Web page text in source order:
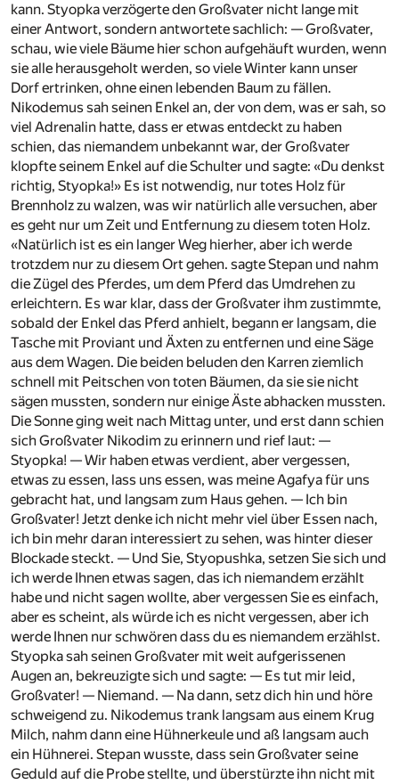
kann. Styopka verzögerte den Großvater nicht lange mit
einer Antwort, sondern antwortete sachlich: — Großvater,
schau, wie viele Bäume hier schon aufgehäuft wurden, wenn
sie alle herausgeholt werden, so viele Winter kann unser
Dorf ertrinken, ohne einen lebenden Baum zu fällen.
Nikodemus sah seinen Enkel an, der von dem, was er sah, so
viel Adrenalin hatte, dass er etwas entdeckt zu haben
schien, das niemandem unbekannt war, der Großvater
klopfte seinem Enkel auf die Schulter und sagte: «Du denkst
richtig, Styopka!» Es ist notwendig, nur totes Holz für
Brennholz zu walzen, was wir natürlich alle versuchen, aber
es geht nur um Zeit und Entfernung zu diesem toten Holz.
«Natürlich ist es ein langer Weg hierher, aber ich werde
trotzdem nur zu diesem Ort gehen. sagte Stepan und nahm
die Zügel des Pferdes, um dem Pferd das Umdrehen zu
erleichtern. Es war klar, dass der Großvater ihm zustimmte,
sobald der Enkel das Pferd anhielt, begann er langsam, die
Tasche mit Proviant und Äxten zu entfernen und eine Säge
aus dem Wagen. Die beiden beluden den Karren ziemlich
schnell mit Peitschen von toten Bäumen, da sie sie nicht
sägen mussten, sondern nur einige Äste abhacken mussten.
Die Sonne ging weit nach Mittag unter, und erst dann schien
sich Großvater Nikodim zu erinnern und rief laut: —
Styopka! — Wir haben etwas verdient, aber vergessen,
etwas zu essen, lass uns essen, was meine Agafya für uns
gebracht hat, und langsam zum Haus gehen. — Ich bin
Großvater! Jetzt denke ich nicht mehr viel über Essen nach,
ich bin mehr daran interessiert zu sehen, was hinter dieser
Blockade steckt. — Und Sie, Styopushka, setzen Sie sich und
ich werde Ihnen etwas sagen, das ich niemandem erzählt
habe und nicht sagen wollte, aber vergessen Sie es einfach,
aber es scheint, als würde ich es nicht vergessen, aber ich
werde Ihnen nur schwören dass du es niemandem erzählst.
Styopka sah seinen Großvater mit weit aufgerissenen
Augen an, bekreuzigte sich und sagte: — Es tut mir leid,
Großvater! — Niemand. — Na dann, setz dich hin und höre
schweigend zu. Nikodemus trank langsam aus einem Krug
Milch, nahm dann eine Hühnerkeule und aß langsam auch
ein Hühnerei. Stepan wusste, dass sein Großvater seine
Geduld auf die Probe stellte, und überstürzte ihn nicht mit